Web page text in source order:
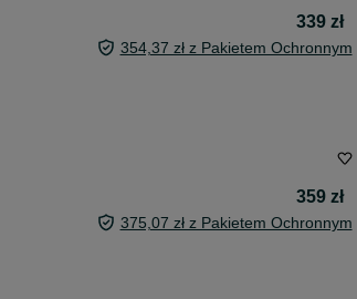
339 zł
354,37 zł z Pakietem Ochronnym
359 zł
375,07 zł z Pakietem Ochronnym